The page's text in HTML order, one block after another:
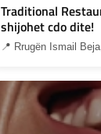
Traditional
shijohet cdo dite!
📍 Rrugën Ismail